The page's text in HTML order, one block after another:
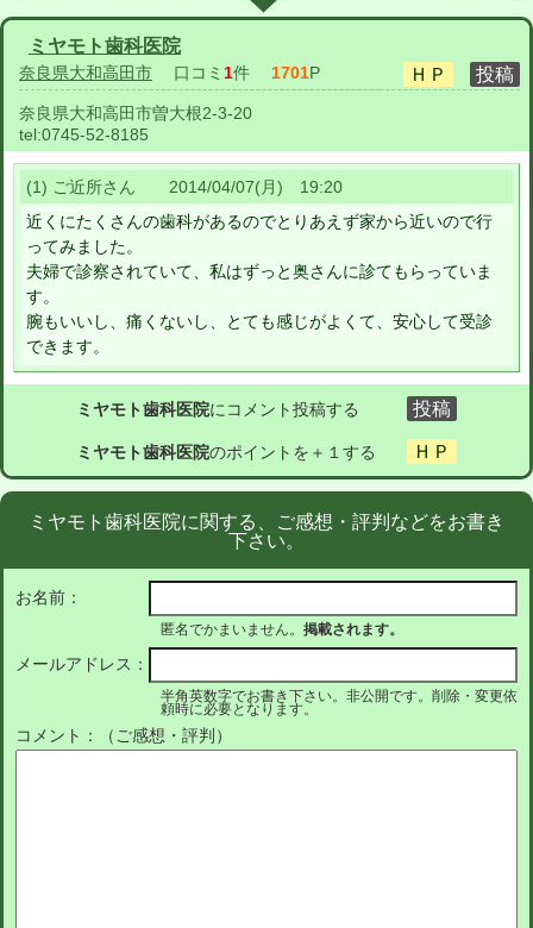
ミヤモト歯科医院
奈良県大和高田市 口コミ 1件 1701P
奈良県大和高田市曽大根2-3-20
tel:0745-52-8185
(1) ご近所さん 2014/04/07(月) 19:20
近くにたくさんの歯科があるのでとりあえず家から近いので行
ってみました。
夫婦で診察されていて、私はずっと奥さんに診てもらっていま
す。
腕もいいし、痛くないし、とても感じがよくて、安心して受診
できます。
ミヤモト歯科医院にコメント投稿する
ミヤモト歯科医院のポイントを＋１する
ミヤモト歯科医院に関する、ご感想・評判などをお書き
下さい。
お名前：
匿名でかまいません。 掲載されます。
メールアドレス：
半角英数字でお書き下さい。非公開です。削除・変更依
頼時に必要となります。
コメント：（ご感想・評判）